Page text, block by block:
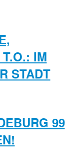
IM
STADT
99